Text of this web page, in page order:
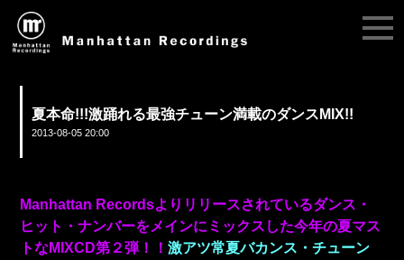
夏本命!!!激踊れる最強チューン満載のダンスMIX!!
2013-08-05 20:00
Manhattan Recordsよりリリースされているダンス・
ヒット・ナンバーをメインにミックスした今年の夏マス
トなMIXCD第２弾！！激アツ常夏バカンス・チューン